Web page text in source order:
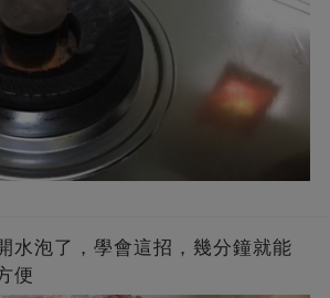
水泡了，學會這招，幾分鐘就能
便